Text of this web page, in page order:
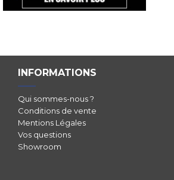
INFORMATIONS
Qui sommes-nous ?
Conditions de vente
Mentions Légales
Vos questions
Showroom